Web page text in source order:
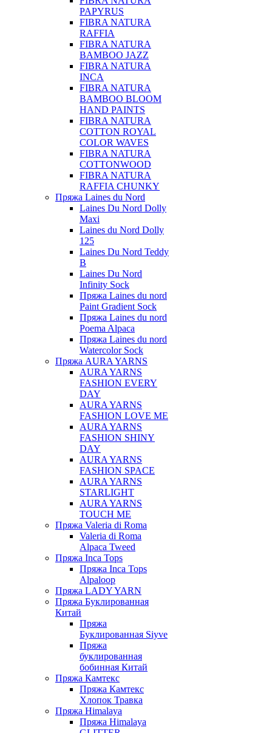
PAPYRUS
FIBRA NATURA
RAFFIA
FIBRA NATURA
BAMBOO JAZZ
FIBRA NATURA
INCA
FIBRA NATURA
BAMBOO BLOOM
HAND PAINTS
FIBRA NATURA
COTTON ROYAL
COLOR WAVES
FIBRA NATURA
COTTONWOOD
FIBRA NATURA
RAFFIA CHUNKY
Пряжа Laines du Nord
Laines Du Nord Dolly
Maxi
Laines du Nord Dolly
125
Laines Du Nord Teddy
B
Laines Du Nord
Infinity Sock
Пряжа Laines du nord
Paint Gradient Sock
Пряжа Laines du nord
Poema Alpaca
Пряжа Laines du nord
Watercolor Sock
Пряжа AURA YARNS
AURA YARNS
FASHION EVERY
DAY
AURA YARNS
FASHION LOVE ME
AURA YARNS
FASHION SHINY
DAY
AURA YARNS
FASHION SPACE
AURA YARNS
STARLIGHT
AURA YARNS
TOUCH ME
Пряжа Valeria di Roma
Valeria di Roma
Alpaca Tweed
Пряжа Inca Tops
Пряжа Inca Tops
Alpaloop
Пряжа LADY YARN
Пряжа Буклированная
Китай
Пряжа
Буклированная Siyve
Пряжа
буклированная
бобинная Китай
Пряжа Камтекс
Пряжа Камтекс
Хлопок Травка
Пряжа Himalaya
Пряжа Himalaya